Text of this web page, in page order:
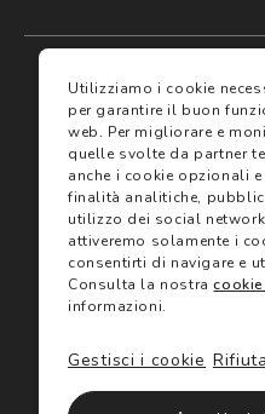
I miei preferiti
Assicurazioni
Servizi
Trova negozio
Gift Card
Termini
Avvertenze e
Utilizzo
Utilizziamo i cookie
per garantire il buon
web. Per migliorare e
quelle svolte da partner
anche i cookie opzionali
finalità analitiche,
utilizzo dei social
attiveremo solamente i
consentirti di navigare e
Consulta la nostra
informazioni.
Rifiuta
Gestisci i cookie